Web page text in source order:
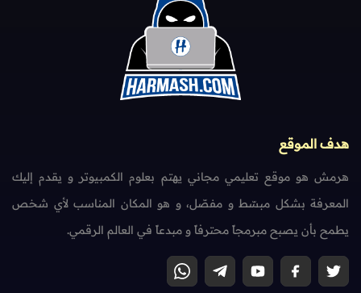
هدف الموقع
هرمش هو موقع تعليمي مجاني يهتم بعلوم الكمبيوتر و يقدم إليك
المعرفة بشكل مبسّط و مفصّل، و هو المكان المناسب لأي شخص
يطمح بأن يصبح مبرمجاً محترفاً و مبدعاً في العالم الرقمي.